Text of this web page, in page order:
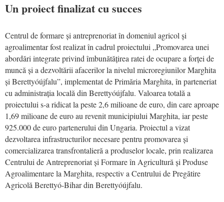
Un proiect finalizat cu succes
Centrul de formare și antreprenoriat în domeniul agricol și
agroalimentar fost realizat în cadrul proiectului „Promovarea unei
abordări integrate privind îmbunătățirea ratei de ocupare a forței de
muncă și a dezvoltării afacerilor la nivelul microregiunilor Marghita
și Berettyóújfalu”, implementat de Primăria Marghita, în parteneriat
cu administrația locală din Berettyóújfalu. Valoarea totală a
proiectului s-a ridicat la peste 2,6 milioane de euro, din care aproape
1,69 milioane de euro au revenit municipiului Marghita, iar peste
925.000 de euro partenerului din Ungaria. Proiectul a vizat
dezvoltarea infrastructurilor necesare pentru promovarea și
comercializarea transfrontalieră a produselor locale, prin realizarea
Centrului de Antreprenoriat și Formare în Agricultură și Produse
Agroalimentare la Marghita, respectiv a Centrului de Pregătire
Agricolă Berettyó-Bihar din Berettyóújfalu.